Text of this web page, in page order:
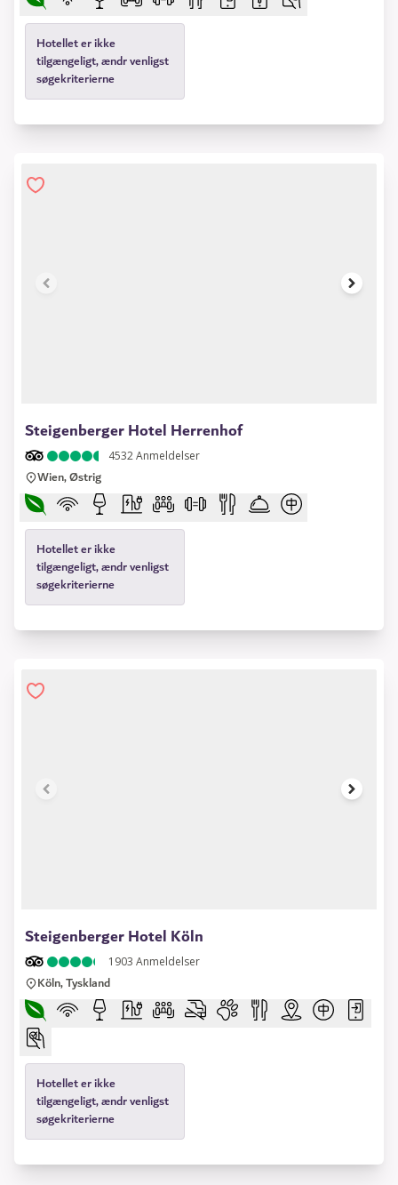
Hotellet er ikke
tilgængeligt, ændr venligst
søgekriterierne
Steigenberger Hotel Herrenhof
4532Anmeldelser
Wien, Østrig
Hotellet er ikke
tilgængeligt, ændr venligst
søgekriterierne
Steigenberger Hotel Köln
1903 Anmeldelser
Köln, Tyskland
Hotellet er ikke
tilgængeligt, ændr venligst
søgekriterierne